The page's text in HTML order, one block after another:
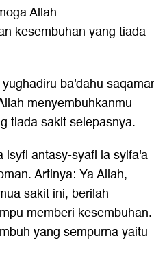
Allah
kesembuhan yang tiada
ba'dahu
menyembuhkanmu
tiada sakit selepasnya.
isyfi antasy-syafi la syifa'a
Artinya: Ya Allah,
sakit ini, berilah
memberi kesembuhan.
yang sempurna yaitu